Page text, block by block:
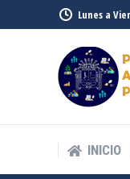
Lunes a
INICIO
INICIO